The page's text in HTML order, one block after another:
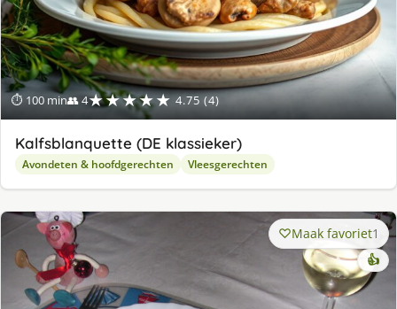
⏱ 100 min👥 4★★★★★ 4.75 (4)
Kalfsblanquette (DE klassieker)
Avondeten & hoofdgerechten Vleesgerechten
Maak favoriet1
👍